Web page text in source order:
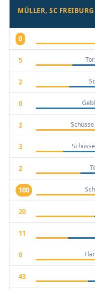
MÜLLER, SC FREIBURG
0
5
2
0
2
3
2
100
20
11
0
43